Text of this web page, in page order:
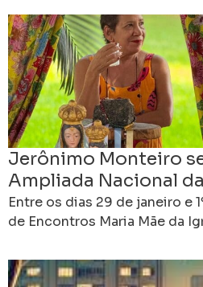
Lideranças de todo o país se
Jerônimo Monteiro
Ampliada Nacional
Entre os dias 29 de janeiro e
de Encontros Maria Mãe da